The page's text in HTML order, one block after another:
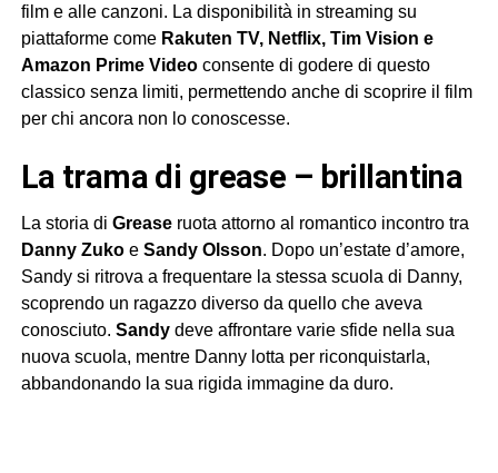
film e alle canzoni. La disponibilità in streaming su
piattaforme come Rakuten TV, Netflix, Tim Vision e
Amazon Prime Videoconsente di godere di questo
classico senza limiti, permettendo anche di scoprire il film
per chi ancora non lo conoscesse.
la trama di grease – brillantina
La storia di Greaseruota attorno al romantico incontro tra
Danny Zukoe Sandy Olsson. Dopo un’estate d’amore,
Sandy si ritrova a frequentare la stessa scuola di Danny,
scoprendo un ragazzo diverso da quello che aveva
conosciuto. Sandydeve affrontare varie sfide nella sua
nuova scuola, mentre Danny lotta per riconquistarla,
abbandonando la sua rigida immagine da duro.